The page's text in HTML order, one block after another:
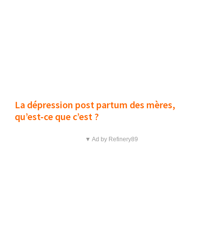
La dépression post partum des mères,
qu’est-ce que c’est ?
▼ Ad by Refinery89